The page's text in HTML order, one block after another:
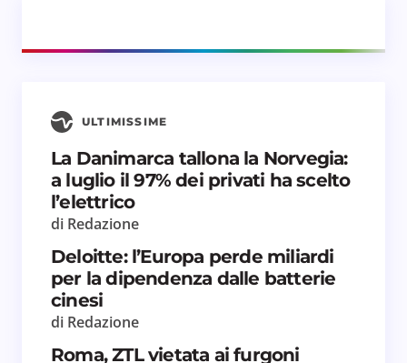
Il tuo commento *
Salva il mio nome e email in questo browser
per il prossimo commento.
Invia commento
ULTIMISSIME
La Danimarca tallona la Norvegia:
a luglio il 97% dei privati ha scelto
l’elettrico
di Redazione
Deloitte: l’Europa perde miliardi
per la dipendenza dalle batterie
cinesi
di Redazione
Roma, ZTL vietata ai furgoni